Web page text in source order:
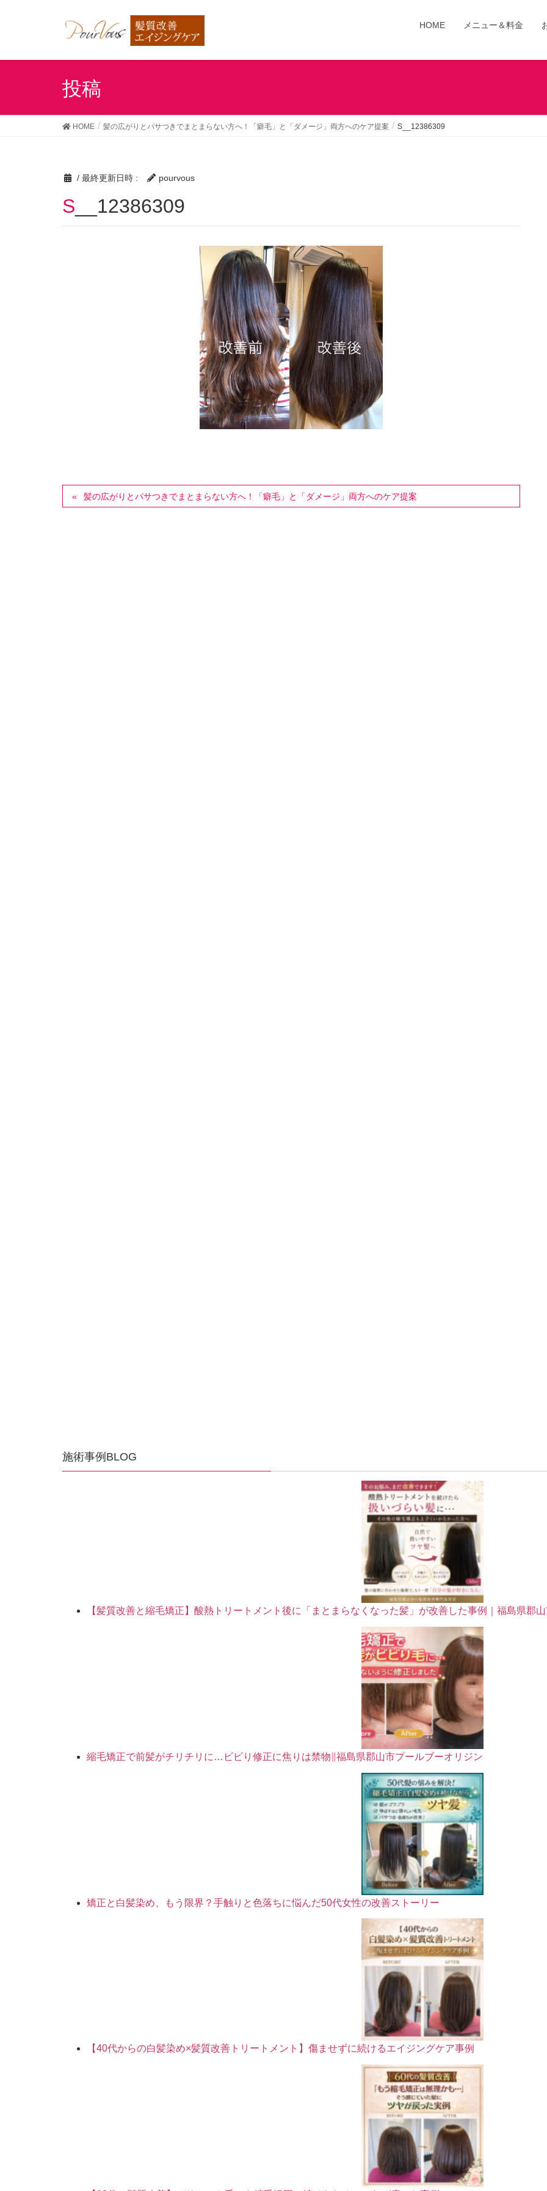
HOME メニュー＆料金
投稿
HOME 髪の広がりとパサつきでまとまらない方へ！「癖毛」と「ダメージ」両方へのケア提案 S__12386309
/ 最終更新日時 : pourvous
S__12386309
髪の広がりとパサつきでまとまらない方へ！「癖毛」と「ダメージ」両方へのケア提案
施術事例BLOG
【髪質改善と縮毛矯正】酸熱トリートメント後に「まとまらなくなった髪」が改善した事例｜福島県郡
縮毛矯正で前髪がチリチリに…ビビり修正に焦りは禁物∥福島県郡山市プールブーオリジン
矯正と白髪染め、もう限界？手触りと色落ちに悩んだ50代女性の改善ストーリー
【40代からの白髪染め×髪質改善トリートメント】傷ませずに続けるエイジングケア事例